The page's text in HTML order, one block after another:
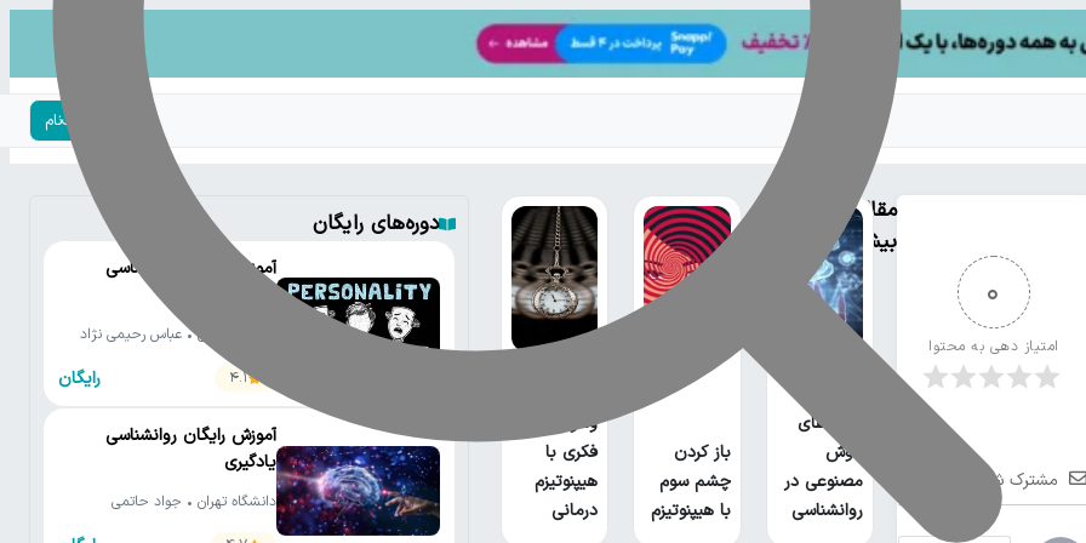
ورود | ثبت‌نام
0
امتیاز دهی به محتوا
مشترک شوید
مقالات
بیشتر
کاربردهای
هوش
مصنوعی در
روانشناسی
باز کردن
چشم سوم
با هیپنوتیزم
وسواس
فکری با
هیپنوتیزم
درمانی
دوره‌های رایگان
آموزش رایگان روانشناسی
دانشگاه تهران • عباس رحیمی نژاد
4.1
رایگان
آموزش رایگان روانشناسی
یادگیری
دانشگاه تهران • جواد حاتمی